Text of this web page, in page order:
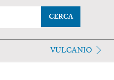
CERCA
VULCANIO